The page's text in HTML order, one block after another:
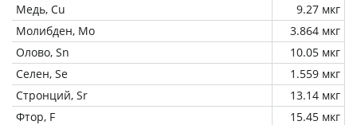
Медь, Cu
9.27 мкг
Молибден, Mo
3.864 мкг
Олово, Sn
10.05 мкг
Селен, Se
1.559 мкг
Стронций, Sr
13.14 мкг
Фтор, F
15.45 мкг